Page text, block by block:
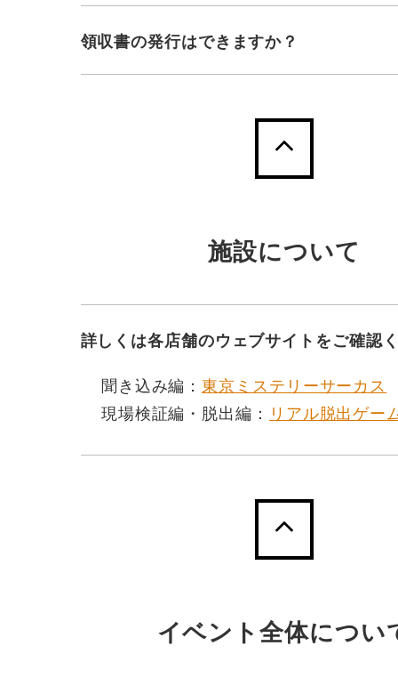
領収書の発行はできますか？
施設について
詳しくは各店舗のウェブサイトをご確認
聞き込み編：東京ミステリーサーカス
現場検証編・脱出編：
リアル脱出ゲー
イベント全体につい